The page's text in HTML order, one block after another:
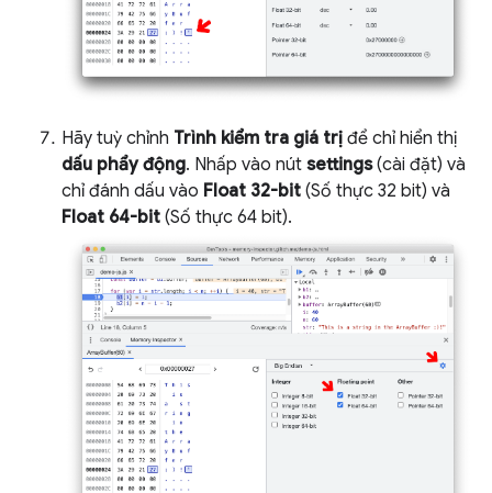
Hãy tuỳ chỉnh Trình kiểm tra giá trị để chỉ hiển thị
dấu phẩy động. Nhấp vào nút settings(cài đặt) và
chỉ đánh dấu vào Float 32-bit (Số thực 32 bit) và
Float 64-bit (Số thực 64 bit).